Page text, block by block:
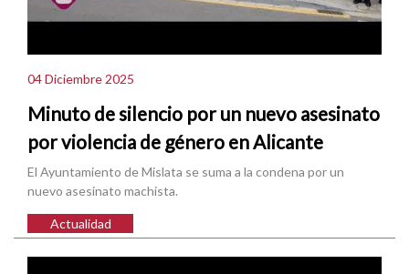
04 Diciembre 2025
Minuto de silencio por un nuevo asesinato
por violencia de género en Alicante
El Ayuntamiento de Mislata se suma a la condena por un
nuevo asesinato machista.
Actualidad